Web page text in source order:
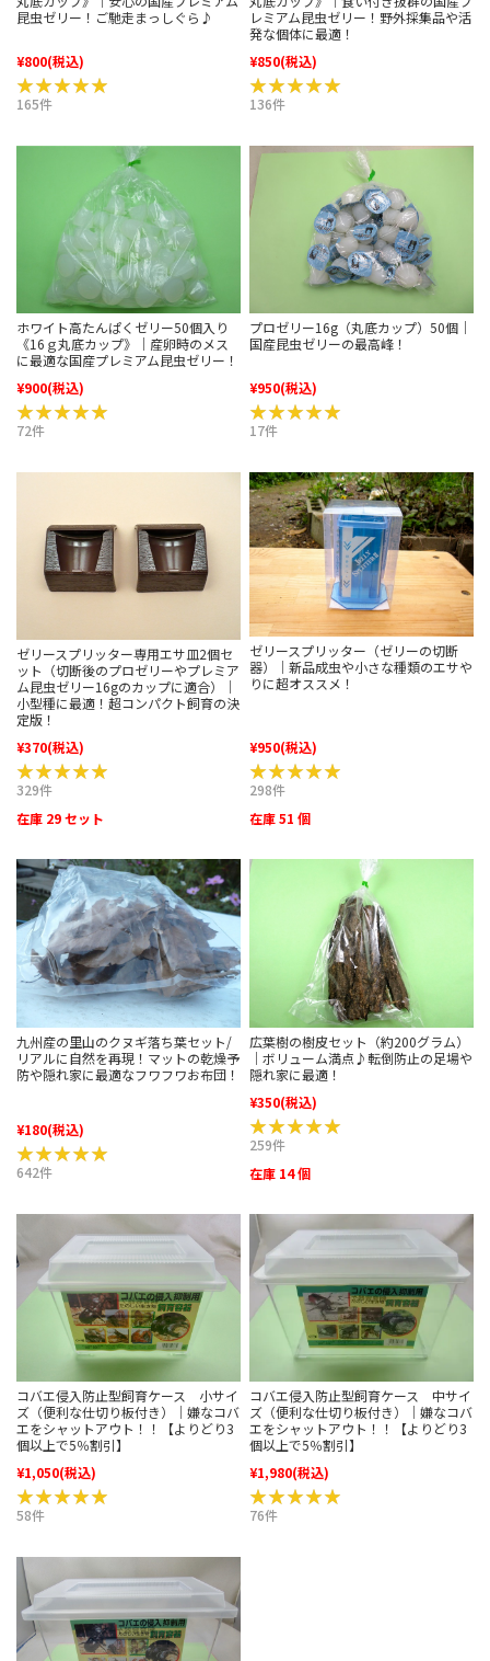
昆虫ゼリー！ご馳走まっしぐら♪
¥800(税込)
★★★★★
★★★★★
165件
レミアム昆虫ゼリー！野外採集品や活
発な個体に最適！
¥850(税込)
★★★★★
★★★★★
136件
ホワイト高たんぱくゼリー50個入り
《16ｇ丸底カップ》｜産卵時のメス
に最適な国産プレミアム昆虫ゼリー！
¥900(税込)
★★★★★
★★★★★
72件
プロゼリー16g（丸底カップ）50個｜
国産昆虫ゼリーの最高峰！
¥950(税込)
★★★★★
★★★★★
17件
ゼリースプリッター専用エサ皿2個セ
ット（切断後のプロゼリーやプレミア
ム昆虫ゼリー16gのカップに適合）｜
小型種に最適！超コンパクト飼育の決
定版！
¥370(税込)
★★★★★
★★★★★
329件
在庫 29 セット
ゼリースプリッター（ゼリーの切断
器）｜新品成虫や小さな種類のエサや
りに超オススメ！
¥950(税込)
★★★★★
★★★★★
298件
在庫 51 個
九州産の里山のクヌギ落ち葉セット/
リアルに自然を再現！マットの乾燥予
防や隠れ家に最適なフワフワお布団！
¥180(税込)
★★★★★
★★★★★
642件
広葉樹の樹皮セット（約200グラム）
｜ボリューム満点♪転倒防止の足場や
隠れ家に最適！
¥350(税込)
★★★★★
★★★★★
259件
在庫 14 個
コバエ侵入防止型飼育ケース 小サイ
ズ（便利な仕切り板付き）｜嫌なコバ
エをシャットアウト！！【よりどり3
個以上で5％割引】
¥1,050(税込)
★★★★★
★★★★★
58件
コバエ侵入防止型飼育ケース 中サイ
ズ（便利な仕切り板付き）｜嫌なコバ
エをシャットアウト！！【よりどり3
個以上で5％割引】
¥1,980(税込)
★★★★★
★★★★★
76件